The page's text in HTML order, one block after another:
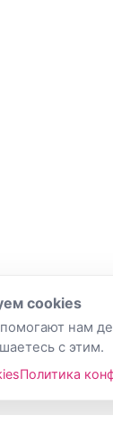
cookies
нам
с этим.
Политика